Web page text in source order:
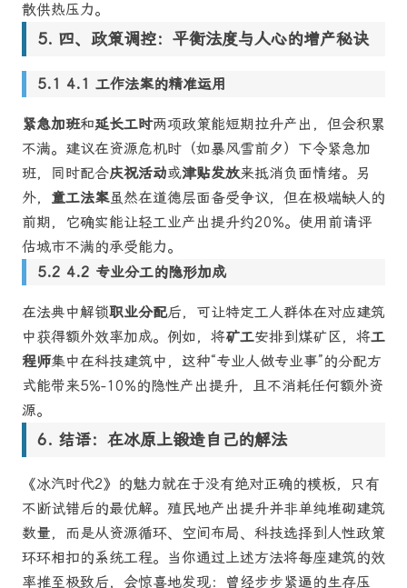
散供热压力。
四、政策调控：平衡法度与人心的增产秘诀
4.1 工作法案的精准运用
紧急加班和延长工时两项政策能短期拉升产出，但会积累
不满。建议在资源危机时（如暴风雪前夕）下令紧急加
班，同时配合庆祝活动或津贴发放来抵消负面情绪。另
外， 童工法案虽然在道德层面备受争议，但在极端缺人的
前期，它确实能让轻工业产出提升约20%。使用前请评
估城市不满的承受能力。
4.2 专业分工的隐形加成
在法典中解锁职业分配后，可让特定工人群体在对应建筑
中获得额外效率加成。例如，将矿工安排到煤矿区，将工
程师集中在科技建筑中，这种“专业人做专业事”的分配方
式能带来5%-10%的隐性产出提升，且不消耗任何额外资
源。
结语：在冰原上锻造自己的解法
《冰汽时代2》的魅力就在于没有绝对正确的模板，只有
不断试错后的最优解。殖民地产出提升并非单纯堆砌建筑
数量，而是从资源循环、空间布局、科技选择到人性政策
环环相扣的系统工程。当你通过上述方法将每座建筑的效
率推至极致后，会惊喜地发现：曾经步步紧逼的生存压